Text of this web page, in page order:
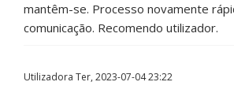
mantêm-se. Processo novamente
comunicação. Recomendo utilizador.
Utilizadora Ter, 2023-07-04 23:22